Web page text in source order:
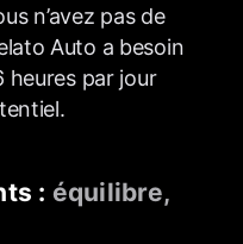
n’avez pas de
Auto a besoin
heures par jour
: équilibre,